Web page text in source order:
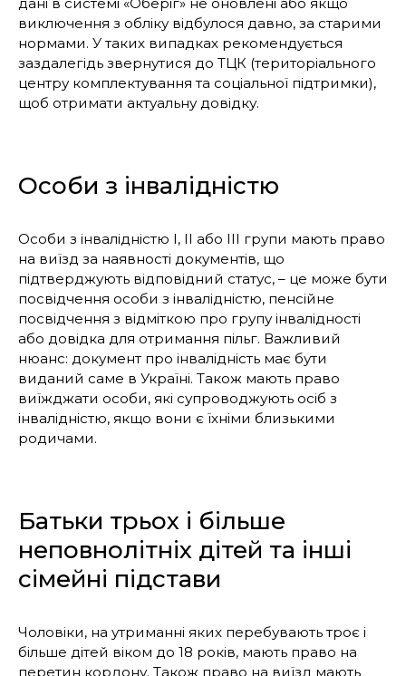
дані в системі «Оберіг» не оновлені або якщо
виключення з обліку відбулося давно, за старими
нормами. У таких випадках рекомендується
заздалегідь звернутися до ТЦК (територіального
центру комплектування та соціальної підтримки),
щоб отримати актуальну довідку.
Особи з інвалідністю
Особи з інвалідністю I, II або III групи мають право
на виїзд за наявності документів, що
підтверджують відповідний статус, – це може бути
посвідчення особи з інвалідністю, пенсійне
посвідчення з відміткою про групу інвалідності
або довідка для отримання пільг. Важливий
нюанс: документ про інвалідність має бути
виданий саме в Україні. Також мають право
виїжджати особи, які супроводжують осіб з
інвалідністю, якщо вони є їхніми близькими
родичами.
Батьки трьох і більше
неповнолітніх дітей та інші
сімейні підстави
Чоловіки, на утриманні яких перебувають троє і
більше дітей віком до 18 років, мають право на
перетин кордону. Також право на виїзд мають